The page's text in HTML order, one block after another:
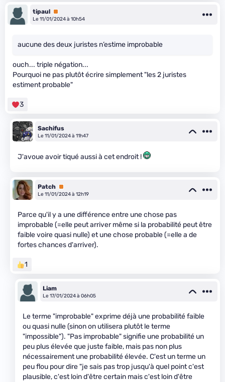
tipaul Premium
Le 11/01/2024 à 10h54
aucune des deux juristes n’estime improbable
ouch... triple négation...
Pourquoi ne pas plutôt écrire simplement "les 2 juristes
estiment probable"
3
Sachifus
Le 11/01/2024 à 11h47
J'avoue avoir tiqué aussi à cet endroit !
Patch Premium
Le 11/01/2024 à 12h19
Parce qu'il y a une différence entre une chose pas
improbable (=elle peut arriver même si la probabilité peut être
faible voire quasi nulle) et une chose probable (=elle a de
fortes chances d'arriver).
1
Liam
Le 17/01/2024 à 06h05
Le terme "improbable" exprime déjà une probabilité faible
ou quasi nulle (sinon on utilisera plutôt le terme
"impossible"). "Pas improbable" signifie une probabilité un
peu plus élevée que juste faible, mais pas non plus
nécessairement une probabilité élevée. C'est un terme un
peu flou pour dire "je sais pas trop jusqu'à quel point c'est
plausible, c'est loin d'être certain mais c'est loin d'être